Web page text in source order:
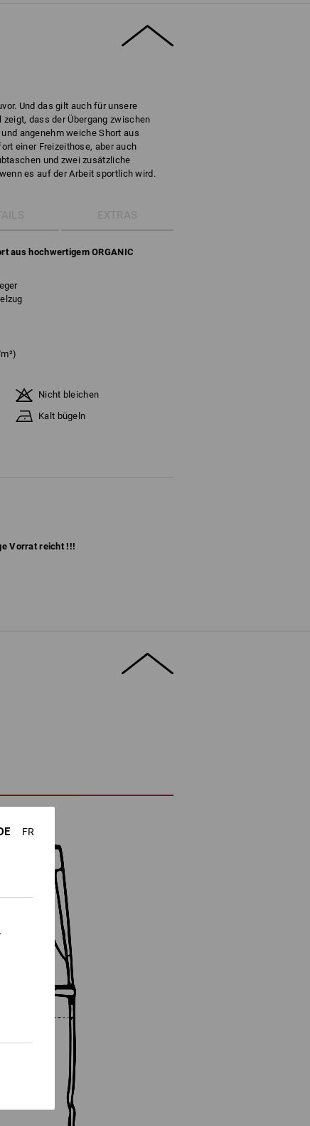
Und das gilt auch für unsere
dass der Übergang zwischen
angenehm weiche Short aus
einer Freizeithose, aber auch
und zwei zusätzliche
es auf der Arbeit sportlich wird.
EXTRAS
aus hochwertigem ORGANIC
Nicht bleichen
Kalt bügeln
Vorrat reicht !!!
FR